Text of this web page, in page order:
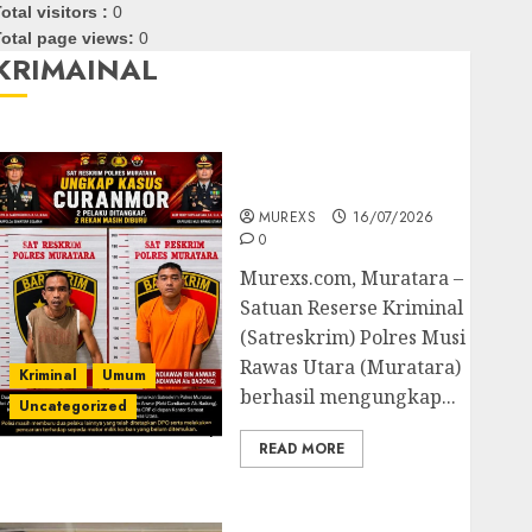
visitors : 0
page views: 0
Kriminal
Umum
Uncategorized
MUREXS
16/07/2026
0
Murexs.com, Muratara –
Satuan Reserse Kriminal
(Satreskrim) Polres Musi
Rawas Utara (Muratara)
berhasil mengungkap...
READ MORE